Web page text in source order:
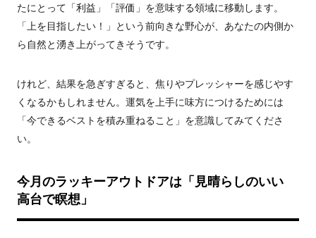
たにとって「利益」「評価」を意味する領域に移動します。
「上を目指したい！」という前向きな野心が、あなたの内側か
ら自然と湧き上がってきそうです。
けれど、結果を急ぎすぎると、焦りやプレッシャーを感じやす
くなるかもしれません。運気を上手に味方につけるためには
「今できるベストを積み重ねること」を意識してみてくださ
い。
今月のラッキーアウトドアは「見晴らしのいい
高台で瞑想」